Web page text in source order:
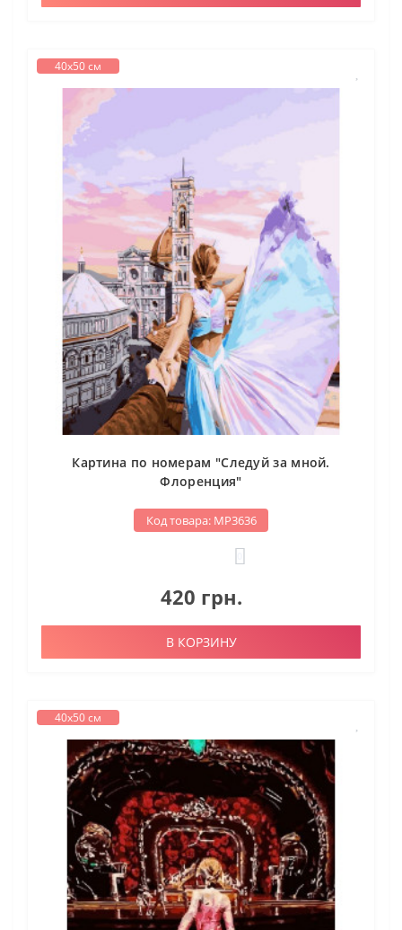
40х50 см
Картина по номерам "Следуй за мной.
Флоренция"
Код товара: МР3636
420 грн.
В КОРЗИНУ
40х50 см